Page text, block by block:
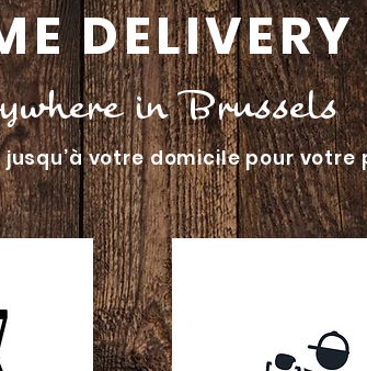
DELIVERY
in Brussels
votre domicile pour